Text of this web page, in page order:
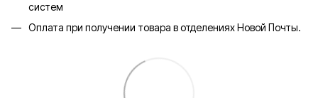
систем
Оплата при получении товара в отделениях Новой Почты.